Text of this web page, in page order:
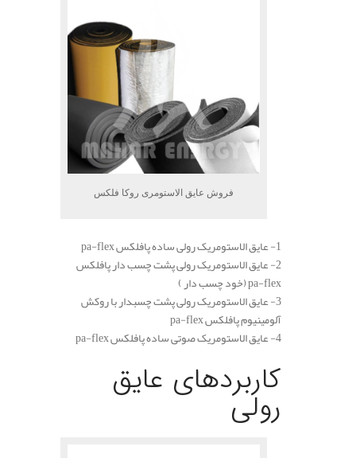
فروش عایق الاستومری روکا فلکس
1- عایق الاستومریک رولی ساده پافلکس pa-flex
2- عایق الاستومریک رولی پشت چسب دار پافلکس
pa-flex (خود چسب دار )
3- عایق الاستومریک رولی پشت چسبدار با روکش
آلومینیوم پافلکس pa-flex
4- عایق الاستومریک صوتی ساده پافلکس pa-flex
کاربردهای عایق
رولی